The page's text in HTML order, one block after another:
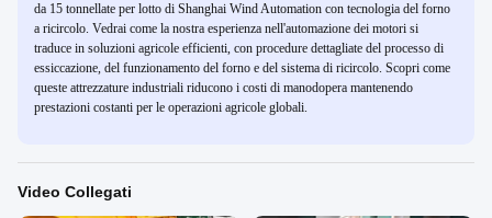
da 15 tonnellate per lotto di Shanghai Wind Automation con tecnologia del forno
a ricircolo. Vedrai come la nostra esperienza nell'automazione dei motori si
traduce in soluzioni agricole efficienti, con procedure dettagliate del processo di
essiccazione, del funzionamento del forno e del sistema di ricircolo. Scopri come
queste attrezzature industriali riducono i costi di manodopera mantenendo
prestazioni costanti per le operazioni agricole globali.
Video Collegati